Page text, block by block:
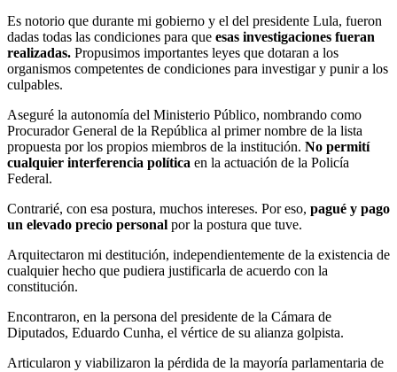
Es notorio que durante mi gobierno y el del presidente Lula, fueron
dadas todas las condiciones para que esas investigaciones fueran
realizadas. Propusimos importantes leyes que dotaran a los
organismos competentes de condiciones para investigar y punir a los
culpables.
Aseguré la autonomía del Ministerio Público, nombrando como
Procurador General de la República al primer nombre de la lista
propuesta por los propios miembros de la institución. No permití
cualquier interferencia política en la actuación de la Policía
Federal.
Contrarié, con esa postura, muchos intereses. Por eso, pagué y pago
un elevado precio personal por la postura que tuve.
Arquitectaron mi destitución, independientemente de la existencia de
cualquier hecho que pudiera justificarla de acuerdo con la
constitución.
Encontraron, en la persona del presidente de la Cámara de
Diputados, Eduardo Cunha, el vértice de su alianza golpista.
Articularon y viabilizaron la pérdida de la mayoría parlamentaria de